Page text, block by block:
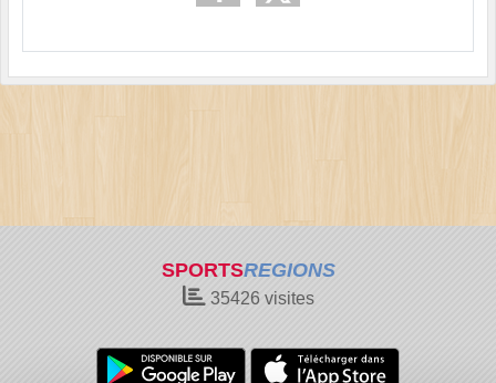
SPORTSREGIONS
35426visites